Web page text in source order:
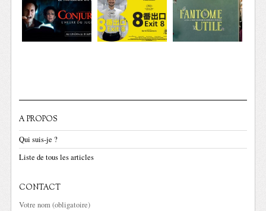
A PROPOS
Qui suis-je ?
Liste de tous les articles
CONTACT
Votre nom (obligatoire)